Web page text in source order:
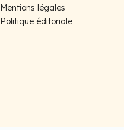
Mentions légales
Politique éditoriale